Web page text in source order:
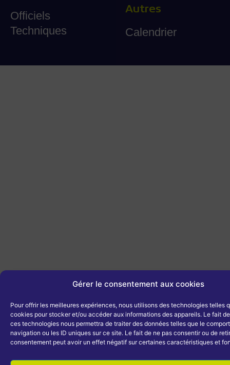
Gérer le consentement aux cookies
Pour offrir les meilleures expériences, nous utilisons des technologies telles
cookies pour stocker et/ou accéder aux informations des appareils. Le fait
ces technologies nous permettra de traiter des données telles que le
navigation ou les ID uniques sur ce site. Le fait de ne pas consentir ou de
consentement peut avoir un effet négatif sur certaines caractéristiques et
Officiels
Techniques
Autres
Calendrier